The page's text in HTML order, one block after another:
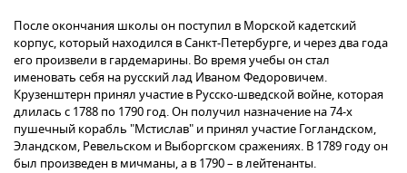
После окончания школы он поступил в Морской кадетский
корпус, который находился в Санкт-Петербурге, и через два года
его произвели в гардемарины. Во время учебы он стал
именовать себя на русский лад Иваном Федоровичем.
Крузенштерн принял участие в Русско-шведской войне, которая
длилась с 1788 по 1790 год. Он получил назначение на 74-х
пушечный корабль "Мстислав" и принял участие Гогландском,
Эландском, Ревельском и Выборгском сражениях. В 1789 году он
был произведен в мичманы, а в 1790 – в лейтенанты.